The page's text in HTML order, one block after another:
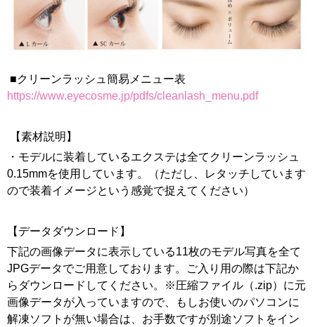
■クリーンラッシュ簡易メニュー表
https://www.eyecosme.jp/pdfs/cleanlash_menu.pdf
【素材説明】
・モデルに装着しているエクステは全てクリーンラッシュ
0.15mmを使用しています。（ただし、レタッチしています
ので装着イメージという感覚で捉えてください）
【データダウンロード】
下記の画像データに表示している11枚のモデル写真を全て
JPGデータでご用意しております。ご入り用の際は下記か
らダウンロードしてください。※圧縮ファイル（.zip）に元
画像データが入っていますので、もしお使いのパソコンに
解凍ソフトが無い場合は、お手数ですが別途ソフトをイン